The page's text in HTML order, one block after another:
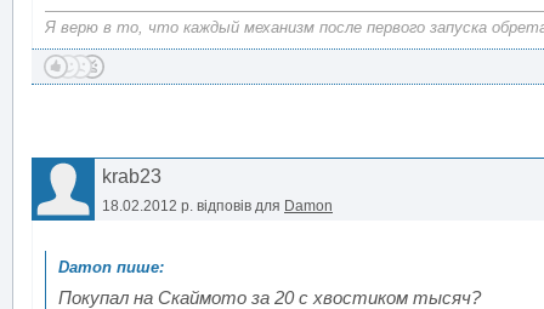
Я верю в то, что каждый механизм после первого запуска
krab23
18.02.2012 р. відповів для Damon
Покупал на Скаймото за 20 с хвостиком тысяч?